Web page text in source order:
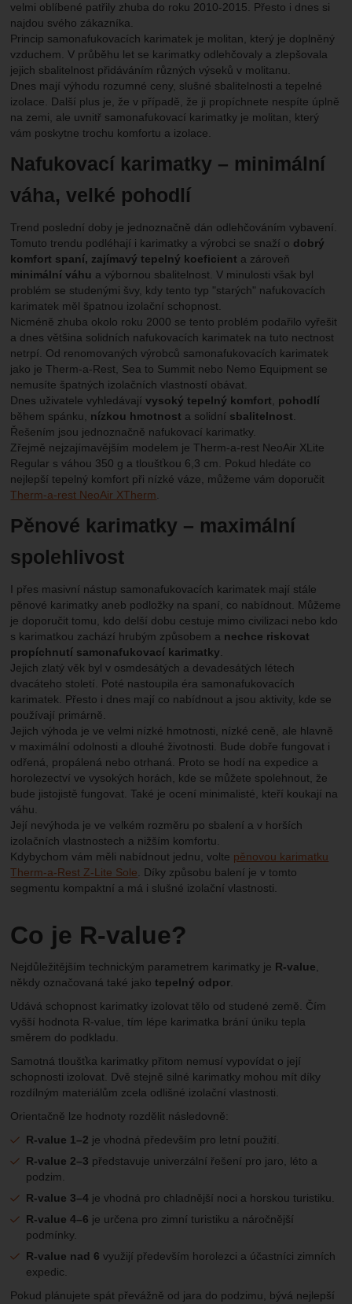
velmi oblíbené patřily zhuba do roku 2010-2015. Přesto i dnes si
najdou svého zákazníka.
Princip samonafukovacích karimatek je molitan, který je doplněný
vzduchem. V průběhu let se karimatky odlehčovaly a zlepšovala
jejich sbalitelnost přidáváním různých výseků v molitanu.
Dnes mají výhodu rozumné ceny, slušné sbalitelnosti a tepelné
izolace. Další plus je, že v případě, že ji propíchnete nespíte úplně
na zemi, ale uvnitř samonafukovací karimatky je molitan, který
vám poskytne trochu komfortu a izolace.
Nafukovací karimatky – minimální
váha, velké pohodlí
Trend poslední doby je jednoznačně dán odlehčováním vybavení.
Tomuto trendu podléhají i karimatky a výrobci se snaží o dobrý
komfort spaní, zajímavý tepelný koeficient a zároveň
minimální váhu a výbornou sbalitelnost. V minulosti však byl
problém se studenými švy, kdy tento typ "starých" nafukovacích
karimatek měl špatnou izolační schopnost.
Nicméně zhuba okolo roku 2000 se tento problém podařilo vyřešit
a dnes většina solidních nafukovacích karimatek na tuto nectnost
netrpí. Od renomovaných výrobců samonafukovacích karimatek
jako je Therm-a-Rest, Sea to Summit nebo Nemo Equipment se
nemusíte špatných izolačních vlastností obávat.
Dnes uživatele vyhledávajívysoký tepelný komfort, pohodlí
během spánku, nízkou hmotnost a solidní sbalitelnost.
Řešením jsou jednoznačně nafukovací karimatky.
Zřejmě nejzajímavějším modelem je Therm-a-rest NeoAir XLite
Regular s váhou 350 g a tloušťkou 6,3 cm. Pokud hledáte co
nejlepší tepelný komfort při nízké váze, můžeme vám doporučit
Therm-a-rest NeoAir XTherm.
Pěnové karimatky – maximální
spolehlivost
I přes masivní nástup samonafukovacích karimatek mají stále
pěnové karimatky aneb podložky na spaní, co nabídnout. Můžeme
je doporučit tomu, kdo delší dobu cestuje mimo civilizaci nebo kdo
s karimatkou zachází hrubým způsobem a nechce riskovat
propíchnutí samonafukovací karimatky.
Jejich zlatý věk byl v osmdesátých a devadesátých létech
dvacáteho století. Poté nastoupila éra samonafukovacích
karimatek. Přesto i dnes mají co nabídnout a jsou aktivity, kde se
používají primárně.
Jejich výhoda je ve velmi nízké hmotnosti, nízké ceně, ale hlavně
v maximální odolnosti a dlouhé životnosti. Bude dobře fungovat i
odřená, propálená nebo otrhaná. Proto se hodí na expedice a
horolezectví ve vysokých horách, kde se můžete spolehnout, že
bude jistojistě fungovat. Také je ocení minimalisté, kteří koukají na
váhu.
Její nevýhoda je ve velkém rozměru po sbalení a v horších
izolačních vlastnostech a nižším komfortu.
Kdybychom vám měli nabídnout jednu, volte pěnovou karimatku
Therm-a-Rest Z-Lite Sole. Díky způsobu balení je v tomto
segmentu kompaktní a má i slušné izolační vlastnosti.
Co je R-value?
Nejdůležitějším technickým parametrem karimatky je R-value,
někdy označovaná také jakotepelný odpor.
Udává schopnost karimatky izolovat tělo od studené země. Čím
vyšší hodnota R-value, tím lépe karimatka brání úniku tepla
směrem do podkladu.
Samotná tloušťka karimatky přitom nemusí vypovídat o její
schopnosti izolovat. Dvě stejně silné karimatky mohou mít díky
rozdílným materiálům zcela odlišné izolační vlastnosti.
Orientačně lze hodnoty rozdělit následovně:
R-value 1–2 je vhodná především pro letní použití.
R-value 2–3 představuje univerzální řešení pro jaro, léto a
podzim.
R-value 3–4 je vhodná pro chladnější noci a horskou turistiku.
R-value 4–6 je určena pro zimní turistiku a náročnější
podmínky.
R-value nad 6 využijí především horolezci a účastníci zimních
expedic.
Pokud plánujete spát převážně od jara do podzimu, bývá nejlepší